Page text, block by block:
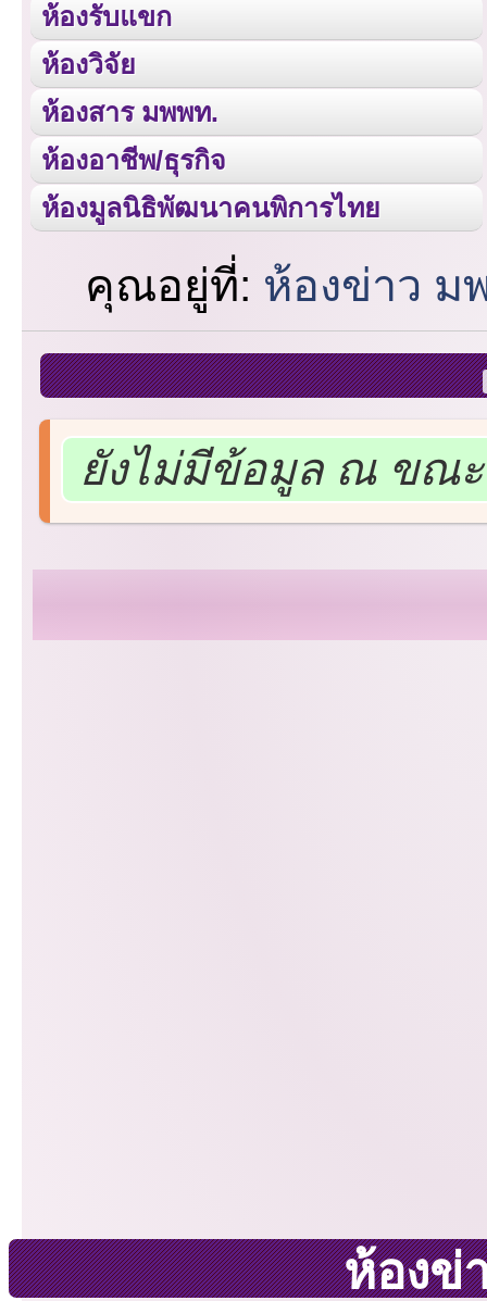
ห้องรับแขก
ห้องวิจัย
ห้องสาร มพพท.
ห้องอาชีพ/ธุรกิจ
ห้องมูลนิธิพัฒนาคนพิการไทย
คุณอยู่ที่: ห้องข่าว
ยังไม่มีข้อมูล ณ ขณ
ห้องข่